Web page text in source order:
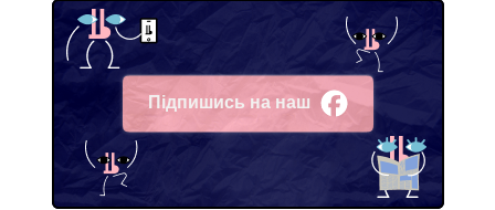
Підпишись на наш
Facebook